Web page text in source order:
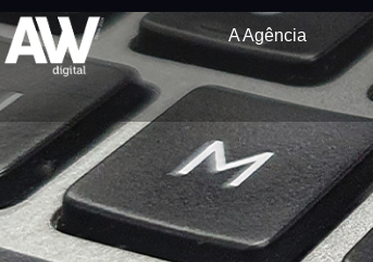
A Agência